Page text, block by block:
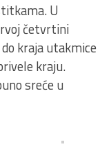
U
četvrtini
kraja utakmice
kraju.
sreće u